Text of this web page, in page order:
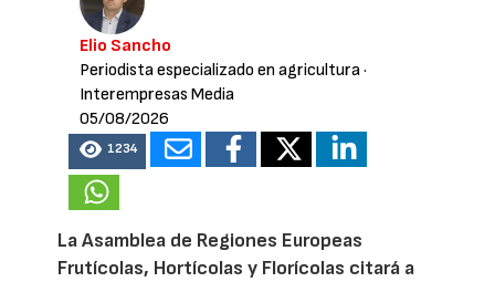
Elio Sancho
Periodista especializado en agricultura·
Interempresas Media
05/08/2026
1234
La Asamblea de Regiones Europeas
Frutícolas, Hortícolas y Florícolas citará a